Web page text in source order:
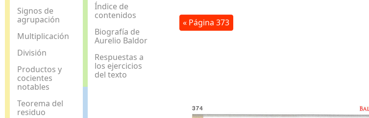
Signos de
agrupación
Multiplicación
División
Productos y
cocientes
notables
Teorema del
residuo
Índice de
contenidos
Biografía de
Aurelio Baldor
Respuestas a
los ejercicios
del texto
« Página 373